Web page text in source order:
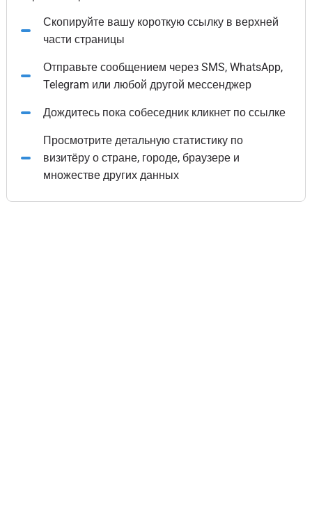
Скопируйте вашу короткую ссылку в верхней
части страницы
Отправьте сообщением через SMS, WhatsApp,
Telegram или любой другой мессенджер
Дождитесь пока собеседник кликнет по ссылке
Просмотрите детальную статистику по
визитёру о стране, городе, браузере и
множестве других данных